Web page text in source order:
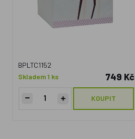
BPLTC1152
Skladem 1 ks
749 Kč
KOUPIT